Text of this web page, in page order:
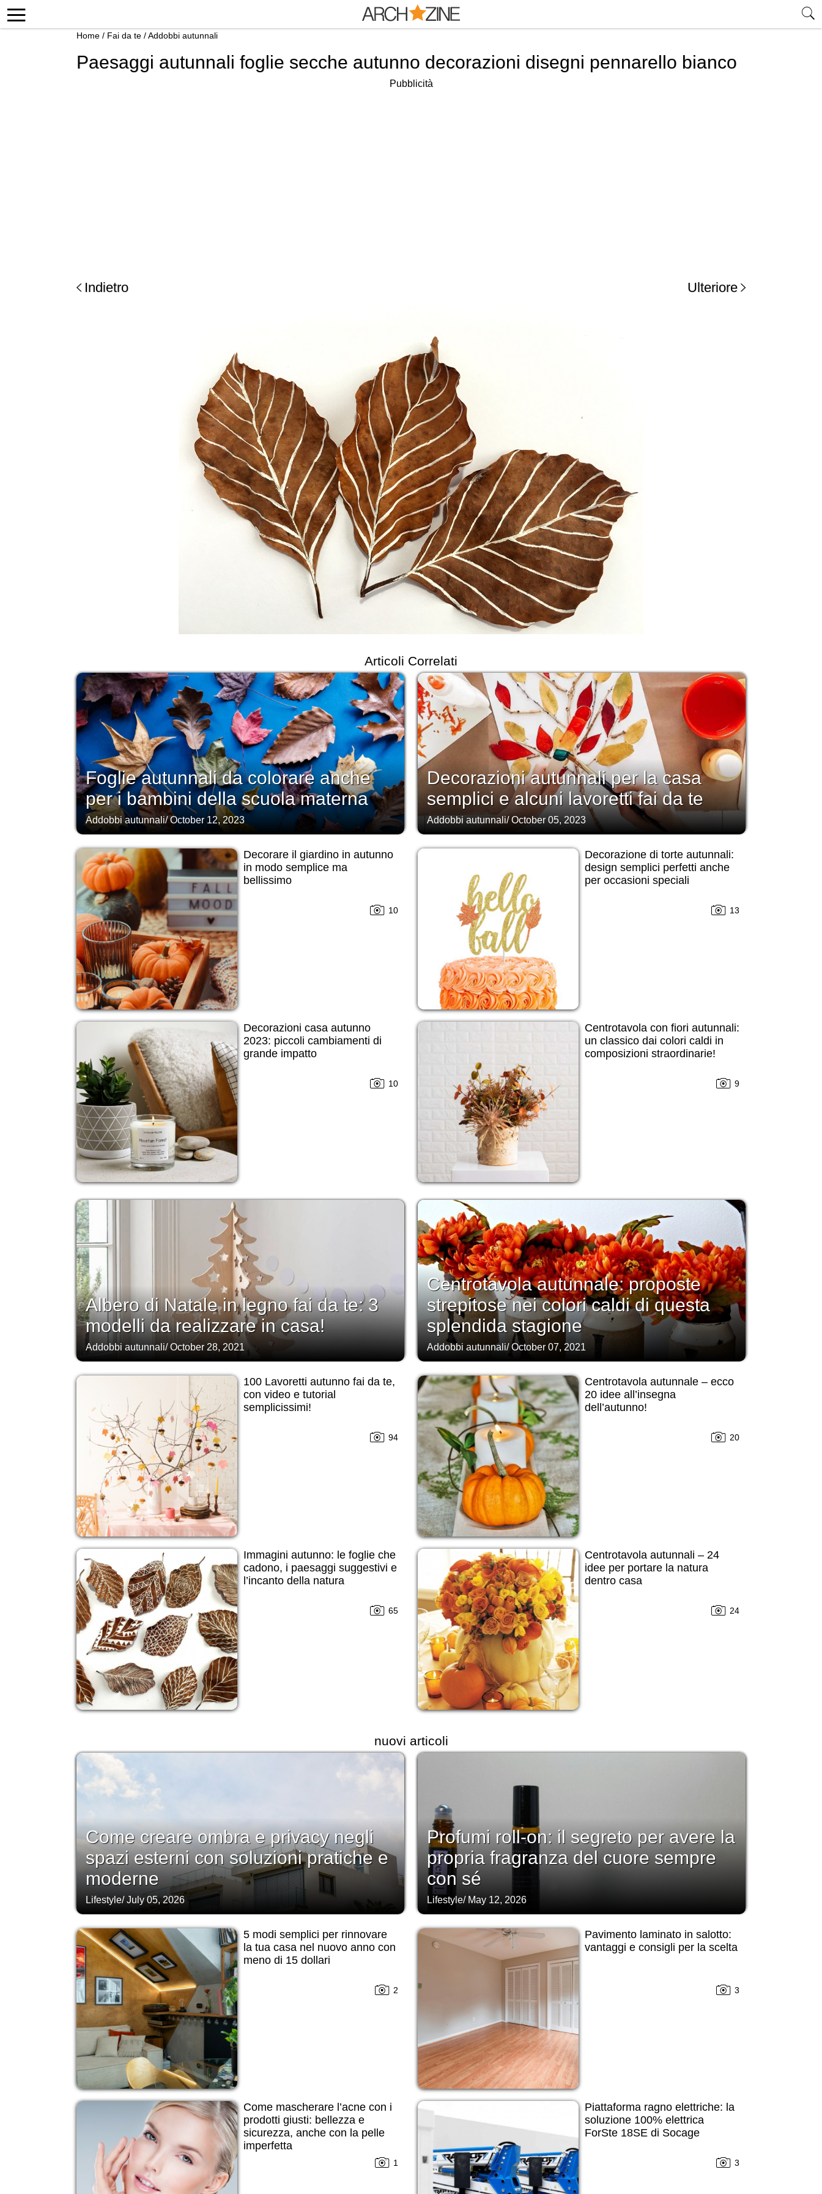
Home / Fai da te /Addobbi autunnali
Paesaggi autunnali foglie secche autunno decorazioni disegni pennarello bianco
Pubblicità
Indietro Ulteriore
Articoli Correlati
Foglie autunnali da colorare anche
per i bambini della scuola materna
Addobbi autunnali/October 12, 2023
Decorazioni autunnali per la casa
semplici e alcuni lavoretti fai da te
Addobbi autunnali/October 05, 2023
Decorare il giardino in autunno
in modo semplice ma
bellissimo
10
Decorazione di torte autunnali:
design semplici perfetti anche
per occasioni speciali
13
Decorazioni casa autunno
2023: piccoli cambiamenti di
grande impatto
10
Centrotavola con fiori autunnali:
un classico dai colori caldi in
composizioni straordinarie!
9
Albero di Natale in legno fai da te: 3
modelli da realizzare in casa!
Addobbi autunnali/October 28, 2021
Centrotavola autunnale: proposte
strepitose nei colori caldi di questa
splendida stagione
Addobbi autunnali/October 07, 2021
100 Lavoretti autunno fai da te,
con video e tutorial
semplicissimi!
94
Centrotavola autunnale – ecco
20 idee all’insegna
dell’autunno!
20
Immagini autunno: le foglie che
cadono, i paesaggi suggestivi e
l’incanto della natura
65
Centrotavola autunnali – 24
idee per portare la natura
dentro casa
24
nuovi articoli
Come creare ombra e privacy negli
spazi esterni con soluzioni pratiche e
moderne
Lifestyle/July 05, 2026
Profumi roll-on: il segreto per avere la
propria fragranza del cuore sempre
con sé
Lifestyle/ May 12, 2026
5 modi semplici per rinnovare
la tua casa nel nuovo anno con
meno di 15 dollari
2
Pavimento laminato in salotto:
vantaggi e consigli per la scelta
3
Come mascherare l’acne con i
prodotti giusti: bellezza e
sicurezza, anche con la pelle
imperfetta
1
Piattaforma ragno elettriche: la
soluzione 100% elettrica
ForSte 18SE di Socage
3